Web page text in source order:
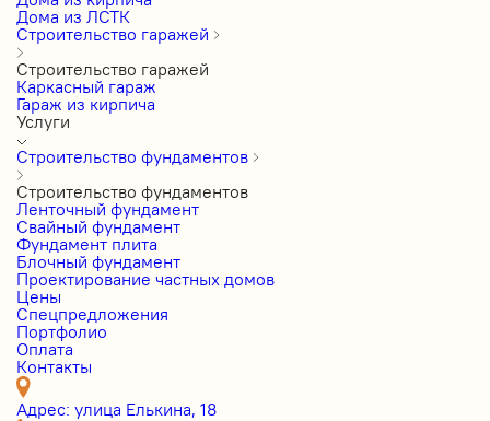
Дома из ЛСТК
Строительство гаражей
Строительство гаражей
Каркасный гараж
Гараж из кирпича
Услуги
Строительство фундаментов
Строительство фундаментов
Ленточный фундамент
Свайный фундамент
Фундамент плита
Блочный фундамент
Проектирование частных домов
Цены
Cпецпредложения
Портфолио
Оплата
Контакты
Адрес: улица Елькина, 18